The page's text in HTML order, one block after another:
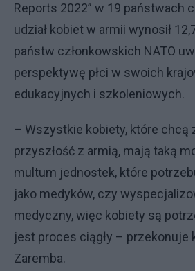
Reports 2022” w 19 państwach
udział kobiet w armii wynosił
państw członkowskich NATO
perspektywę płci w swoich
edukacyjnych i szkoleniowych.
– Wszystkie kobiety, które chcą
przyszłość z armią, mają taką
multum jednostek, które
jako medyków, czy
medyczny, więc kobiety są
jest proces ciągły – przekonuje
Zaremba.